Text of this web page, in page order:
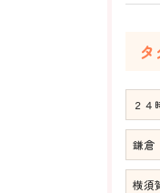
タ
２４
鎌倉
横須